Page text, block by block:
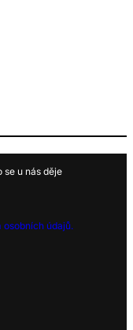
se u nás děje
údajů.